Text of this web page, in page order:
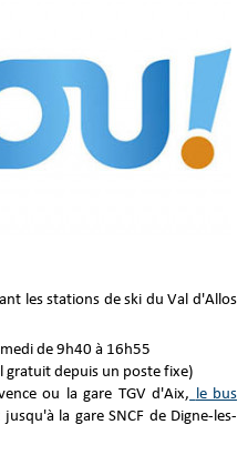
les stations de ski du Val d'Allos
de 9h40 à 16h55
gratuit depuis un poste fixe)
ou la gare TGV d'Aix,
le bus
la gare SNCF de Digne-les-